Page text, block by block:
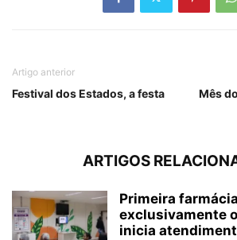
Artigo anterior
Festival dos Estados, a festa
Mês
ARTIGOS
Primeira farmácia
exclusivamente
inicia